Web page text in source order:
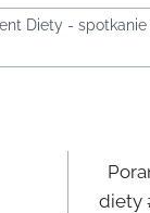
Diety - spotkanie
diety